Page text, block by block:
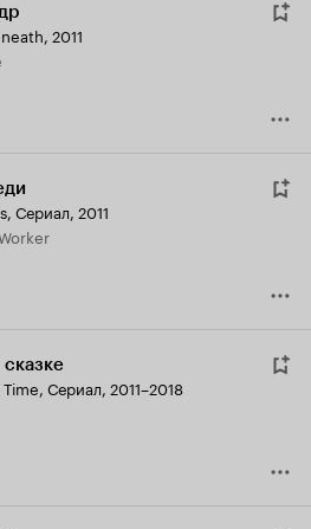
, 2011
, Сериал, 2011
, Сериал, 2011–2018